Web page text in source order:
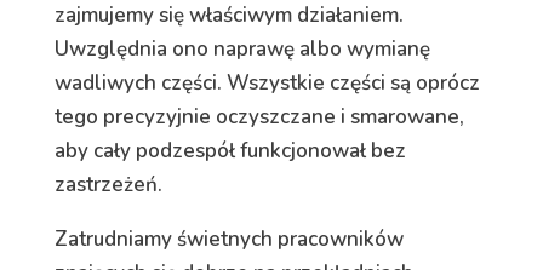
zajmujemy się właściwym działaniem.
Uwzględnia ono naprawę albo wymianę
wadliwych części. Wszystkie części są oprócz
tego precyzyjnie oczyszczane i smarowane,
aby cały podzespół funkcjonował bez
zastrzeżeń.
Zatrudniamy świetnych pracowników